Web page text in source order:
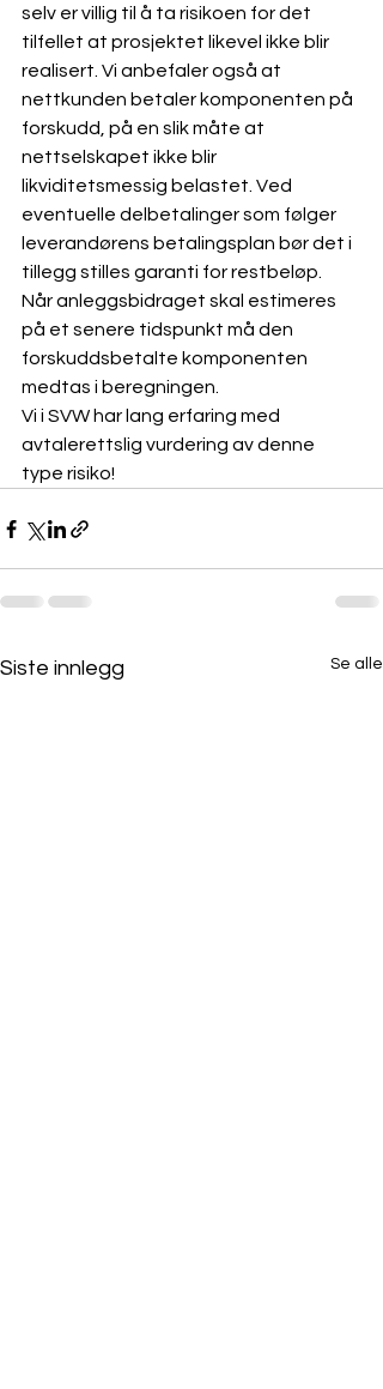
selv er villig til å ta risikoen for det
tilfellet at prosjektet likevel ikke blir
realisert. Vi anbefaler også at
nettkunden betaler komponenten på
forskudd, på en slik måte at
nettselskapet ikke blir
likviditetsmessig belastet. Ved
eventuelle delbetalinger som følger
leverandørens betalingsplan bør det i
tillegg stilles garanti for restbeløp.
Når anleggsbidraget skal estimeres
på et senere tidspunkt må den
forskuddsbetalte komponenten
medtas i beregningen.
Vi i SVW har lang erfaring med
avtalerettslig vurdering av denne
type risiko!
Siste innlegg Se alle